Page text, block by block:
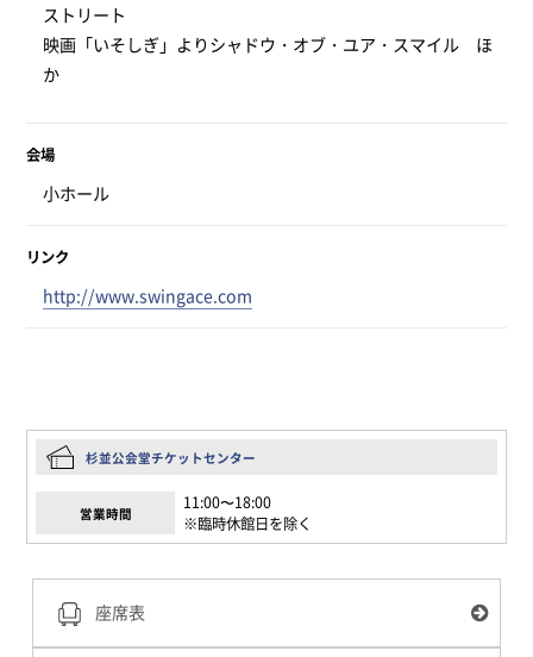
ストリート
映画「いそしぎ」よりシャドウ・オブ・ユア・スマイル ほ
か
会場
小ホール
リンク
http://www.swingace.com
杉並公会堂チケットセンター
営業時間
11:00〜18:00
※臨時休館日を除く
座席表